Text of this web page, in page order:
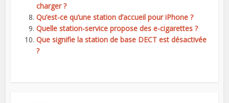
charger ?
Qu’est-ce qu’une station d’accueil pour iPhone ?
Quelle station-service propose des e-cigarettes ?
Que signifie la station de base DECT est désactivée
?